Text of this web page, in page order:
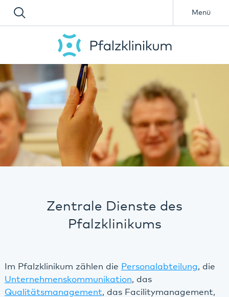
Menü
Zentrale Dienste des
Pfalzklinikums
Im Pfalzklinikum zählen die Personalabteilung, die
Unternehmenskommunikation, das
Qualitätsmanagement, das Facilitymanagement,